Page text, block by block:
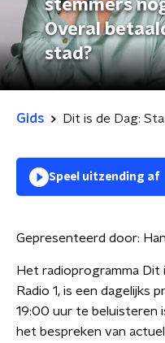
stemmers
Overal
stad?
Gids
Speel uitzending af
Gepresenteerd door:
Het radioprogramma
Radio 1, is een dagelijks
19:00 uur te beluisteren
het bespreken van